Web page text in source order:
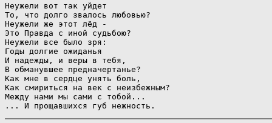
Неужели вот так уйдет
То, что долго звалось любовью?
Неужели же этот лёд -
Это Правда с иной судьбою?
Неужели все было зря:
Годы долгие ожиданья
И надежды, и веры в тебя,
В обманувшее предначертанье?
Как мне в сердце унять боль,
Как смириться на век с неизбежным?
Между нами мы сами с тобой...
... И прощавшихся губ нежность.